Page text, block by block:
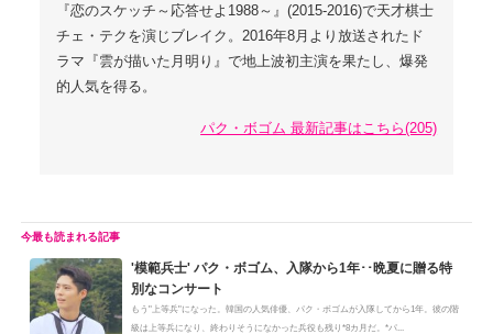
『恋のスケッチ～応答せよ1988～』(2015-2016)で天才棋士
チェ・テクを演じブレイク。2016年8月より放送されたド
ラマ『雲が描いた月明り』で地上波初主演を果たし、爆発
的人気を得る。
パク・ボゴム 最新記事はこちら(205)
'模範兵士' パク・ボゴム、入隊から1年･･晩夏に贈る特
別なコンサート
もう"上等兵"になった。韓国の人気俳優、パク・ボゴムが入隊してから1年。彼の階
級は上等兵になり、終わりそうになかった兵役も残り*8カ月だ。*パ...